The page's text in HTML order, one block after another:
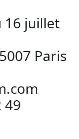
16 juillet
Paris
49